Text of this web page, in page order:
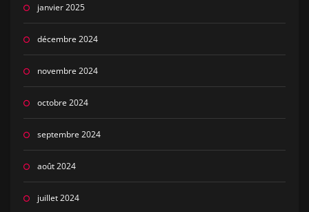
janvier 2025
décembre 2024
novembre 2024
octobre 2024
septembre 2024
août 2024
juillet 2024